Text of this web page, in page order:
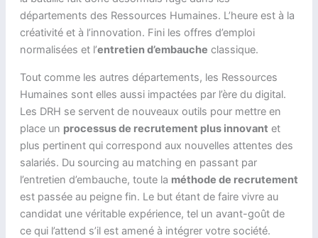
départements des Ressources Humaines. L’heure est à la
créativité et à l’innovation. Fini les offres d’emploi
normalisées et l’entretien d’embauche classique.
Tout comme les autres départements, les Ressources
Humaines sont elles aussi impactées par l’ère du digital.
Les DRH se servent de nouveaux outils pour mettre en
place un processus de recrutement plus innovant et
plus pertinent qui correspond aux nouvelles attentes des
salariés. Du sourcing au matching en passant par
l’entretien d’embauche, toute la méthode de recrutement
est passée au peigne fin. Le but étant de faire vivre au
candidat une véritable expérience, tel un avant-goût de
ce qui l’attend s’il est amené à intégrer votre société.